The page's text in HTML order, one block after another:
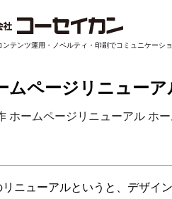
テンツ運用・ ノベルティ・印刷でコミュニケーシ
ンTOP
ンBLOG
ムページリニュー
ホームページリニューアル ホ
ニューアルというと、デザイ